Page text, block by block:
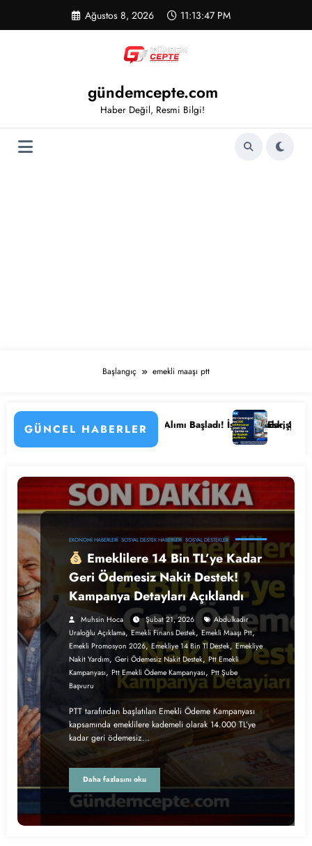
Ağustos 8, 2026 11:13:48 PM
gündemcepte.com
Haber Değil, Resmi Bilgi!
Başlangıç emekli maaşı ptt
GÜNCEL HABERLER
Detayları
Hastanesi Personel Alımı Başladı! İşte Kadrolar, Şehirler ve
Eskişehir
EKONOMI HABERLERI SOSYAL DESTEK HABERLERI SOSYAL DESTEKLER
Emeklilere 14 Bin TL’ye Kadar
Geri Ödemesiz Nakit Destek!
Kampanya Detayları Açıklandı
Muhsin Hoca Şubat 21, 2026
Abdulkadir
Uraloğlu Açıklama,Emekli Finans Destek,Emekli Maaşı Ptt,
Emekli Promosyon 2026,Emekliye 14 Bin Tl Destek,Emekliye
Nakit Yardım, Geri Ödemesiz Nakit Destek, Ptt Emekli
Kampanyası, Ptt Emekli Ödeme Kampanyası, Ptt Şube
Başvuru
PTT tarafından başlatılan Emekli Ödeme Kampanyası
kapsamında emeklilere kademeli olarak 14.000 TL’ye
kadar geri ödemesiz…
Daha fazlasını oku